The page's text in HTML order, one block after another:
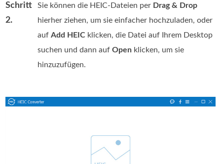
Schritt
2.
Sie können die HEIC‑Dateien per Drag & Drop
hierher ziehen, um sie einfacher hochzuladen, oder
aufAdd HEIC klicken, die Datei auf Ihrem Desktop
suchen und dann aufOpen klicken, um sie
hinzuzufügen.